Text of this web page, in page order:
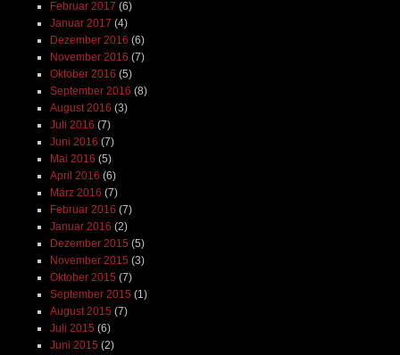
Februar 2017 (6)
Januar 2017 (4)
Dezember 2016 (6)
November 2016 (7)
Oktober 2016 (5)
September 2016 (8)
August 2016 (3)
Juli 2016 (7)
Juni 2016 (7)
Mai 2016 (5)
April 2016 (6)
März 2016 (7)
Februar 2016 (7)
Januar 2016 (2)
Dezember 2015 (5)
November 2015 (3)
Oktober 2015 (7)
September 2015 (1)
August 2015 (7)
Juli 2015 (6)
Juni 2015 (2)